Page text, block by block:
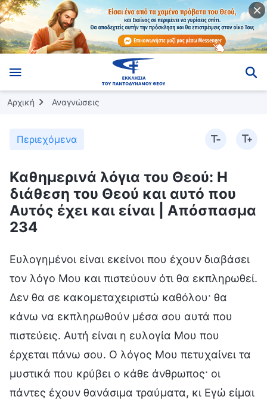
Αρχική Αναγνώσεις
Περιεχόμενα
Καθημερινά λόγια του Θεού: Η
διάθεση του Θεού και αυτό που
Αυτός έχει και είναι | Απόσπασμα
234
Ευλογημένοι είναι εκείνοι που έχουν διαβάσει
τον λόγο Μου και πιστεύουν ότι θα εκπληρωθεί.
Δεν θα σε κακομεταχειριστώ καθόλου· θα
κάνω να εκπληρωθούν μέσα σου αυτά που
πιστεύεις. Αυτή είναι η ευλογία Μου που
έρχεται πάνω σου. Ο λόγος Μου πετυχαίνει τα
μυστικά που κρύβει ο κάθε άνθρωπος· οι
πάντες έχουν θανάσιμα τραύματα, κι Εγώ είμαι